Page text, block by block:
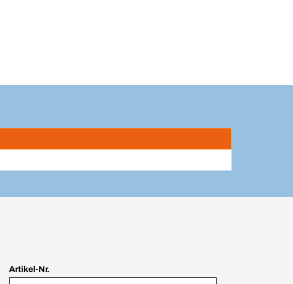
Artikel-Nr.